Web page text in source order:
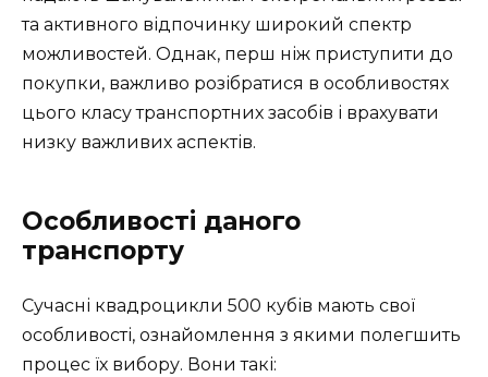
та активного відпочинку широкий спектр
можливостей. Однак, перш ніж приступити до
покупки, важливо розібратися в особливостях
цього класу транспортних засобів і врахувати
низку важливих аспектів.
Особливості даного
транспорту
Сучасні квадроцикли 500 кубів мають свої
особливості, ознайомлення з якими полегшить
процес їх вибору. Вони такі: